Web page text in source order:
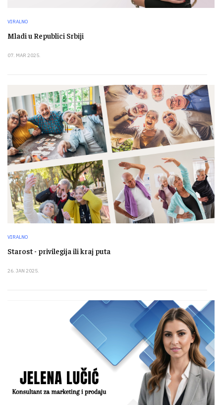
VIRALNO
Mladi u Republici Srbiji
07. MAR 2025.
VIRALNO
Starost - privilegija ili kraj puta
26. JAN 2025.